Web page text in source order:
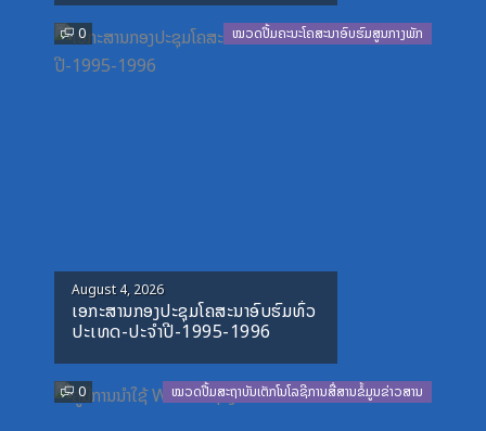
0 ໝວດປື້ມຄະນະໂຄສະນາອົບຮົມສູນກາງພັກ
Posted
on
August 4, 2026
ເອກະສານກອງປະຊຸມໂຄສະນາອົບຮົມທົ່ວ
ປະເທດ-ປະຈໍາປີ-1995-1996
0 ໝວດປື້ມສະຖາບັນເຕັກໂນໂລຊີການສື່ສານຂໍ້ມູນຂ່າວສານ